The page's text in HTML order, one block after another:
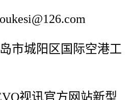
城阳区国际空港工
视讯官方网站新型